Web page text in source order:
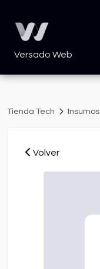
Versado Web
Tienda Tech Insumos
Volver